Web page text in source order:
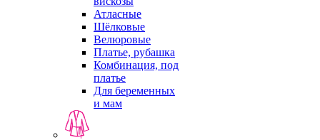
Атласные
Шёлковые
Велюровые
Платье, рубашка
Комбинация, под
платье
Для беременных
и мам